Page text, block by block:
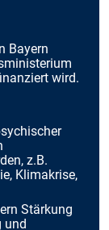
Bayern
wird.
z.B.
Klimakrise,
Stärkung
und